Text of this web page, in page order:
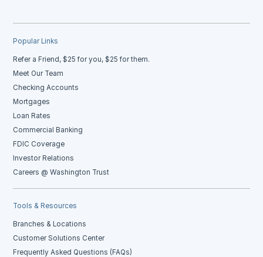
Popular Links
Refer a Friend, $25 for you, $25 for them.
Meet Our Team
Checking Accounts
Mortgages
Loan Rates
Commercial Banking
FDIC Coverage
Investor Relations
Careers @ Washington Trust
Tools & Resources
Branches & Locations
Customer Solutions Center
Frequently Asked Questions (FAQs)